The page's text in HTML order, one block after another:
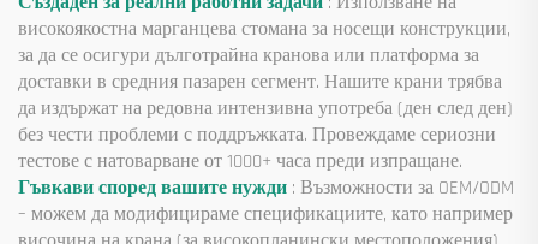
високоякостна марганцева стомана за носещи конструкции,
за да се осигури дълготрайна кранова или платформа за
доставки в средния пазарен сегмент. Нашите крани трябва
да издържат на редовна интензивна употреба (ден след ден)
без чести проблеми с поддръжката. Провеждаме сериозни
тестове с натоварване от 1000+ часа преди изпращане.
Гъвкави според вашите нужди : Възможности за OEM/ODM
– можем да модифицираме спецификациите, като например